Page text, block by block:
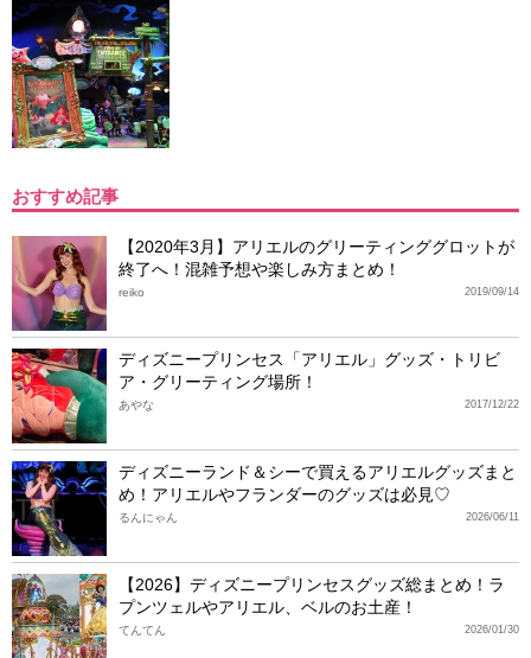
おすすめ記事
【2020年3月】アリエルのグリーティンググロットが
終了へ！混雑予想や楽しみ方まとめ！
2019/09/14
reiko
ディズニープリンセス「アリエル」グッズ・トリビ
ア・グリーティング場所！
2017/12/22
あやな
ディズニーランド＆シーで買えるアリエルグッズまと
め！アリエルやフランダーのグッズは必見♡
2026/06/11
るんにゃん
【2026】ディズニープリンセスグッズ総まとめ！ラ
プンツェルやアリエル、ベルのお土産！
2026/01/30
てんてん